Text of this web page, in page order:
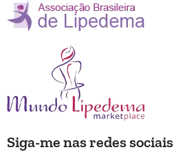
Siga-me nas redes sociais